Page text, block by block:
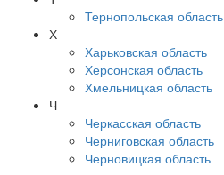
Тернопольская область
Х
Харьковская область
Херсонская область
Хмельницкая область
Ч
Черкасская область
Черниговская область
Черновицкая область